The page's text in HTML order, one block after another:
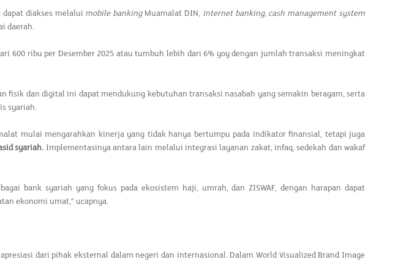
diakses melalui mobile bankingMuamalat DIN, internet banking, cash management system
daerah.
600 ribu per Desember 2025 atau tumbuh lebih dari 6% yoy dengan jumlah transaksi meningkat
fisik dan digital ini dapat mendukung kebutuhan transaksi nasabah yang semakin beragam, serta
syariah.
mulai mengarahkan kinerja yang tidak hanya bertumpu pada indikator finansial, tetapi juga
syariah. Implementasinya antara lain melalui integrasi layanan zakat, infaq, sedekah dan wakaf
bank syariah yang fokus pada ekosistem haji, umrah, dan ZISWAF, dengan harapan dapat
ekonomi umat,” ucapnya.
dari pihak eksternal dalam negeri dan internasional. Dalam World Visualized Brand Image